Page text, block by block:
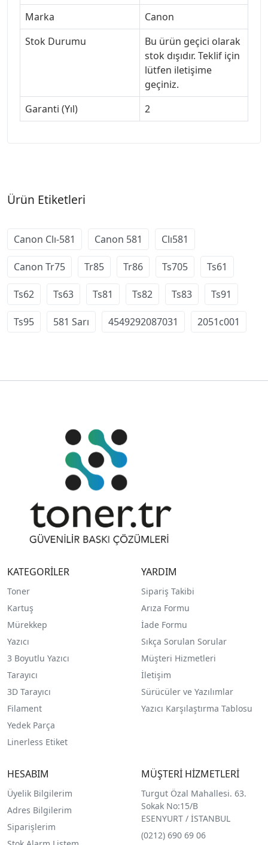
Marka
Canon
Stok Durumu
Bu ürün geçici olarak
stok dışıdır. Teklif için
lütfen iletişime
geçiniz.
Garanti (Yıl)
2
Ürün Etiketleri
Canon Clı-581 Canon 581 Clı581
Canon Tr75 Tr85 Tr86 Ts705 Ts61
Ts62 Ts63 Ts81 Ts82 Ts83 Ts91
Ts95 581 Sarı 4549292087031 2051c001
KATEGORİLER
Toner
Kartuş
Mürekkep
Yazıcı
3 Boyutlu Yazıcı
Tarayıcı
3D Tarayıcı
Filament
Yedek Parça
Linerless Etiket
YARDIM
Sipariş Takibi
Arıza Formu
İade Formu
Sıkça Sorulan Sorular
Müşteri Hizmetleri
İletişim
Sürücüler ve Yazılımlar
Yazıcı Karşılaştırma Tablosu
HESABIM
Üyelik Bilgilerim
Adres Bilgilerim
Siparişlerim
MÜŞTERİ HİZMETLERİ
Turgut Özal Mahallesi. 63.
Sokak No:15/B
ESENYURT / İSTANBUL
(0212) 690 69 06